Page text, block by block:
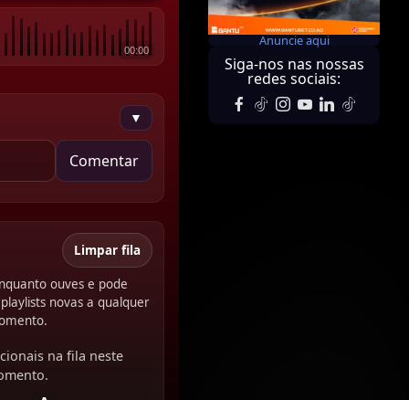
00:00
▼
Comentar
Limpar fila
ouves e pode
novas a qualquer
na fila neste
Anuncie aqui
Siga-nos nas nossas
redes sociais: